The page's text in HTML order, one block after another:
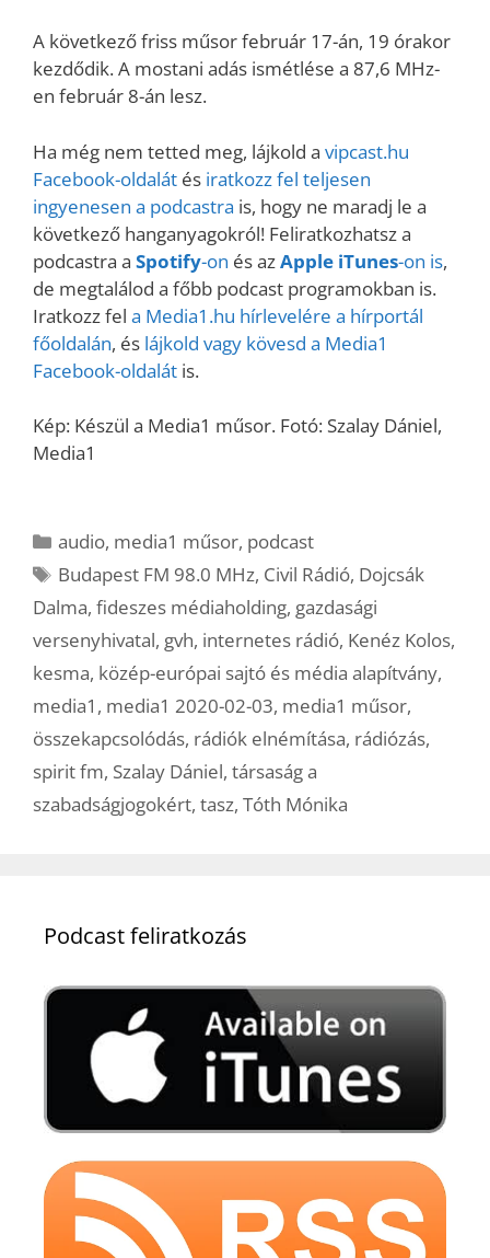
A következő friss műsor február 17-án, 19 órakor
kezdődik. A mostani adás ismétlése a 87,6 MHz-
en február 8-án lesz.
Ha még nem tetted meg, lájkold a vipcast.hu
Facebook-oldalát és iratkozz fel teljesen
ingyenesen a podcastra is, hogy ne maradj le a
következő hanganyagokról! Feliratkozhatsz a
podcastra a Spotify-on és azApple iTunes-on is,
de megtalálod a főbb podcast programokban is.
Iratkozz fel a Media1.hu hírlevelére a hírportál
főoldalán, és lájkold vagy kövesd a Media1
Facebook-oldalát is.
Kép: Készül a Media1 műsor. Fotó: Szalay Dániel,
Media1
Kategória
audio, media1 műsor, podcast
Címkék
Budapest FM 98.0 MHz, Civil Rádió, Dojcsák
Dalma, fideszes médiaholding, gazdasági
versenyhivatal, gvh, internetes rádió, Kenéz Kolos,
kesma, közép-európai sajtó és média alapítvány,
media1 , media1 2020-02-03, media1 műsor,
összekapcsolódás, rádiók elnémítása, rádiózás,
spirit fm, Szalay Dániel, társaság a
szabadságjogokért, tasz, Tóth Mónika
Podcast feliratkozás